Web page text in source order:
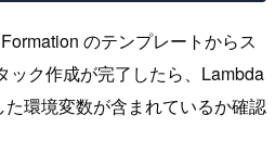
のテンプレートからス
ック作成が完了したら、Lambda
環境変数が含まれているか確認